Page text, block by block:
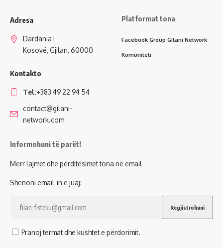
Adresa
Dardania I
Kosovë, Gjilan, 60000
Kontakto
Tel:+383 49 22 94 54
contact@gilani-
network.com
Platformat tona
Facebook Group Gilani Network
Komuniteti
Informohuni të parët!
Merr lajmet dhe përditësimet tona në email
Shënoni email-in e juaj:
Pranoj termat dhe kushtet e përdorimit.